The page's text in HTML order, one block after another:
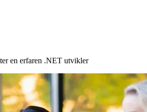
en erfaren .NET utvikler